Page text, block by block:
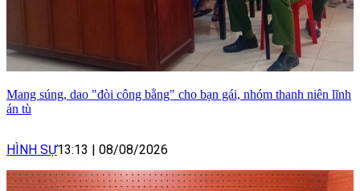
Mang súng, dao "đòi công bằng" cho bạn gái, nhóm thanh niên lĩnh
án tù
HÌNH SỰ13:13 08/08/2026